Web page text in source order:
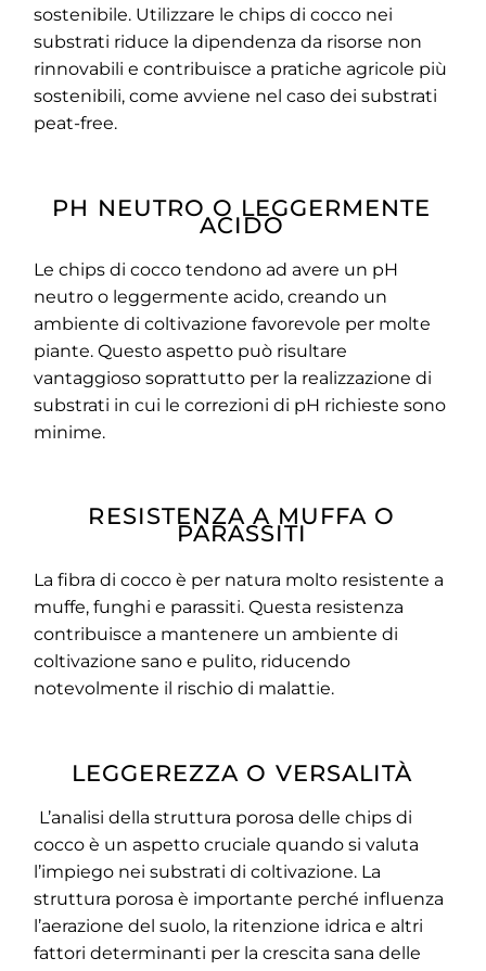
sostenibile. Utilizzare le chips di cocco nei
substrati riduce la dipendenza da risorse non
rinnovabili e contribuisce a pratiche agricole più
sostenibili, come avviene nel caso dei substrati
peat-free.
PH NEUTRO O LEGGERMENTE
ACIDO
Le chips di cocco tendono ad avere un pH
neutro o leggermente acido, creando un
ambiente di coltivazione favorevole per molte
piante. Questo aspetto può risultare
vantaggioso soprattutto per la realizzazione di
substrati in cui le correzioni di pH richieste sono
minime.
RESISTENZA A MUFFA O
PARASSITI
La fibra di cocco è per natura molto resistente a
muffe, funghi e parassiti. Questa resistenza
contribuisce a mantenere un ambiente di
coltivazione sano e pulito, riducendo
notevolmente il rischio di malattie.
LEGGEREZZA O VERSALITÀ
L’analisi della struttura porosa delle chips di
cocco è un aspetto cruciale quando si valuta
l’impiego nei substrati di coltivazione. La
struttura porosa è importante perché influenza
l’aerazione del suolo, la ritenzione idrica e altri
fattori determinanti per la crescita sana delle